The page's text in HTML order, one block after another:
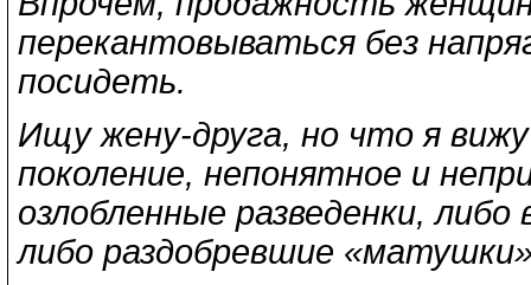
перекантовываться без
посидеть.
Ищу жену-друга, но что я
поколение, непонятное и
озлобленные разведенки,
либо раздобревшие